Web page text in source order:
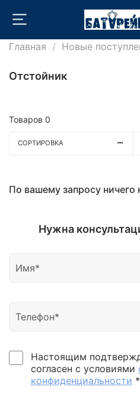
Главная Новые
Отстойник
Товаров 0
СОРТИРОВКА
По вашему запросу ничего
Нужна
Настоящим
согласен с условиями
конфиденциальности *